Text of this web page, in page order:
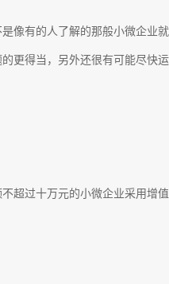
像有的人了解的那般小微企
更得当，另外还很有可能尽快
超过十万元的小微企业采用